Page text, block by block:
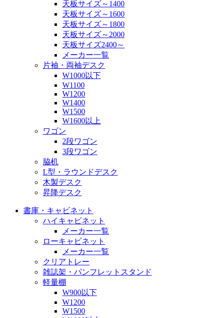
天板サイズ～1400
天板サイズ～1600
天板サイズ～1800
天板サイズ～2000
天板サイズ2400～
メーカー一覧
片袖・両袖デスク
W1000以下
W1100
W1200
W1400
W1500
W1600以上
ワゴン
2段ワゴン
3段ワゴン
脇机
L型・ラウンドデスク
木製デスク
昇降デスク
書庫・キャビネット
ハイキャビネット
メーカー一覧
ローキャビネット
メーカー一覧
クリアトレー
雑誌架・パンフレットスタンド
軽量棚
W900以下
W1200
W1500